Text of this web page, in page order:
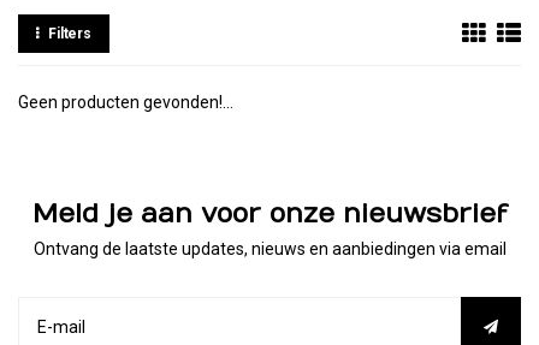
Filters
Geen producten gevonden!...
Meld je aan voor onze nieuwsbrief
Ontvang de laatste updates, nieuws en aanbiedingen via email